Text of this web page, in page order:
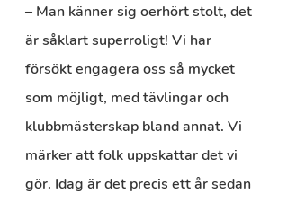
– Man känner sig oerhört stolt, det
är såklart superroligt! Vi har
försökt engagera oss så mycket
som möjligt, med tävlingar och
klubbmästerskap bland annat. Vi
märker att folk uppskattar det vi
gör. Idag är det precis ett år sedan